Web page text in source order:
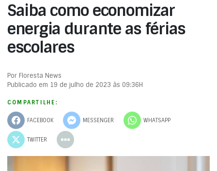
Saiba como economizar
energia durante as férias
escolares
Por Floresta News
Publicado em 19 de julho de 2023 às 09:36H
COMPARTILHE:
FACEBOOK MESSENGER WHATSAPP
TWITTER